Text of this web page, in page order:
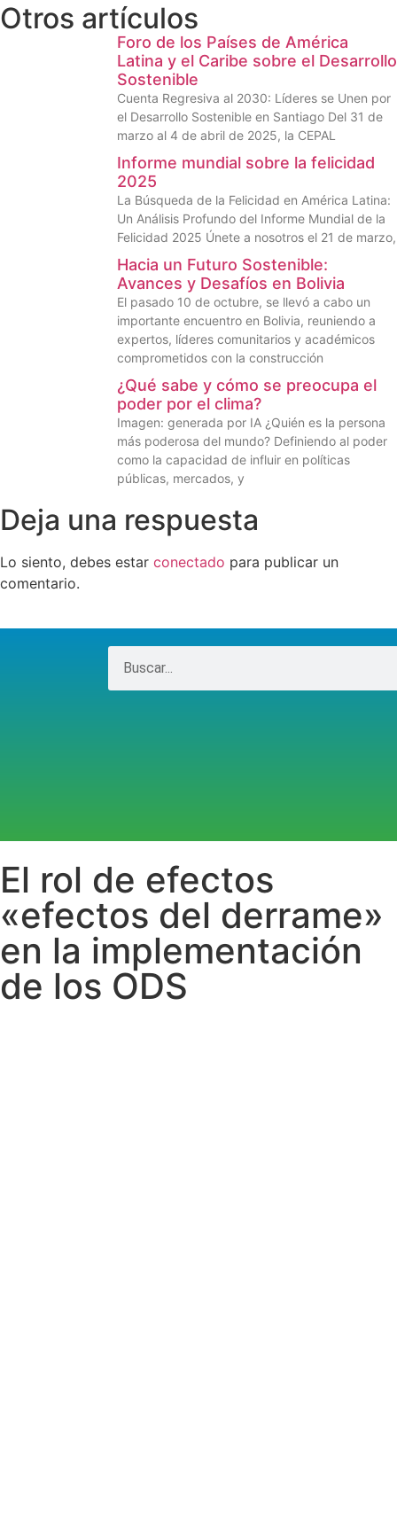
Otros artículos
Foro de los Países de América
Latina y el Caribe sobre el Desarrollo
Sostenible
Cuenta Regresiva al 2030: Líderes se Unen por
el Desarrollo Sostenible en Santiago Del 31 de
marzo al 4 de abril de 2025, la CEPAL
Informe mundial sobre la felicidad
2025
La Búsqueda de la Felicidad en América Latina:
Un Análisis Profundo del Informe Mundial de la
Felicidad 2025 Únete a nosotros el 21 de marzo,
Hacia un Futuro Sostenible:
Avances y Desafíos en Bolivia
El pasado 10 de octubre, se llevó a cabo un
importante encuentro en Bolivia, reuniendo a
expertos, líderes comunitarios y académicos
comprometidos con la construcción
¿Qué sabe y cómo se preocupa el
poder por el clima?
Imagen: generada por IA ¿Quién es la persona
más poderosa del mundo? Definiendo al poder
como la capacidad de influir en políticas
públicas, mercados, y
Deja una respuesta
Lo siento, debes estar conectado para publicar un
comentario.
El rol de efectos
«efectos del derrame»
en la implementación
de los ODS